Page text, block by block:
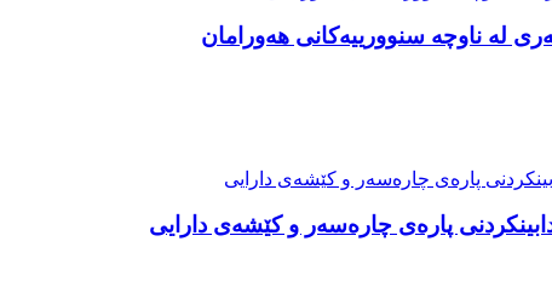
لە ناوچە سنوورییەکانی هەورامان
پارەی چارەسەر و کێشەی دارایی